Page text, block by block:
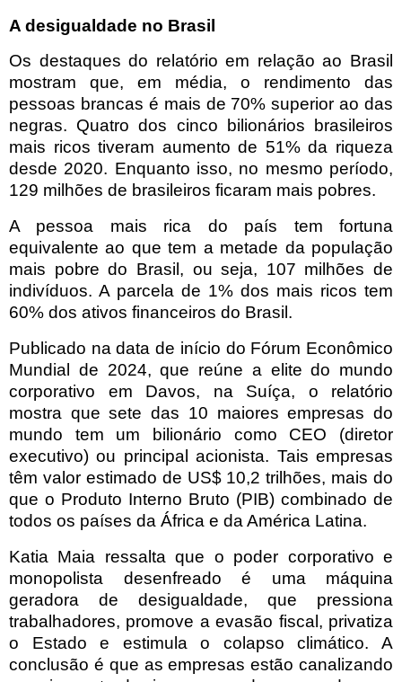
A desigualdade no Brasil
Os destaques do relatório em relação ao Brasil
mostram que, em média, o rendimento das
pessoas brancas é mais de 70% superior ao das
negras. Quatro dos cinco bilionários brasileiros
mais ricos tiveram aumento de 51% da riqueza
desde 2020. Enquanto isso, no mesmo período,
129 milhões de brasileiros ficaram mais pobres.
A pessoa mais rica do país tem fortuna
equivalente ao que tem a metade da população
mais pobre do Brasil, ou seja, 107 milhões de
indivíduos. A parcela de 1% dos mais ricos tem
60% dos ativos financeiros do Brasil.
Publicado na data de início do Fórum Econômico
Mundial de 2024, que reúne a elite do mundo
corporativo em Davos, na Suíça, o relatório
mostra que sete das 10 maiores empresas do
mundo tem um bilionário como CEO (diretor
executivo) ou principal acionista. Tais empresas
têm valor estimado de US$ 10,2 trilhões, mais do
que o Produto Interno Bruto (PIB) combinado de
todos os países da África e da América Latina.
Katia Maia ressalta que o poder corporativo e
monopolista desenfreado é uma máquina
geradora de desigualdade, que pressiona
trabalhadores, promove a evasão fiscal, privatiza
o Estado e estimula o colapso climático. A
conclusão é que as empresas estão canalizando